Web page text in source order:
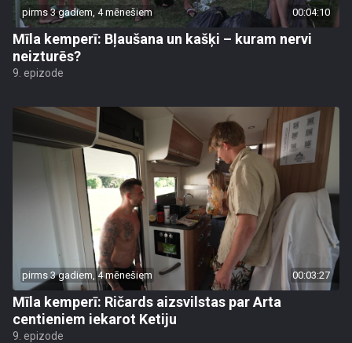
pirms 3 gadiem, 4 mēnešiem 00:04:10
Mīla kemperī: Bļaušana un kašķi – kuram nervi
neizturēs?
9. epizode
pirms 3 gadiem, 4 mēnešiem 00:03:27
Mīla kemperī: Ričards aizsvilstas par Arta
centieniem iekarot Ketiju
9. epizode